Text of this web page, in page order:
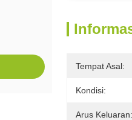
Tempat Asal:
Kondisi:
Arus Keluaran: